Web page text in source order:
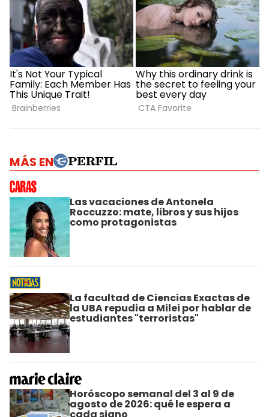
MÁS EN
Las vacaciones de Antonela
Roccuzzo: mate, libros y sus hijos
como protagonistas
La facultad de Ciencias Exactas de
la UBA repudia a Milei por hablar de
estudiantes "terroristas"
Horóscopo semanal del 3 al 9 de
agosto de 2026: qué le espera a